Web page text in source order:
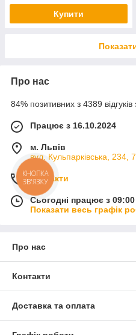
Купити
Про нас
84% позитивних з 4389 відгуків
Працює з 16.10.2024
м. Львів
вул. Кульпарківська, 234,
Контакти
Сьогодні працює з
Показати весь графік
Про нас
Контакти
Доставка та оплата
КНОПКА
ЗВ'ЯЗКУ